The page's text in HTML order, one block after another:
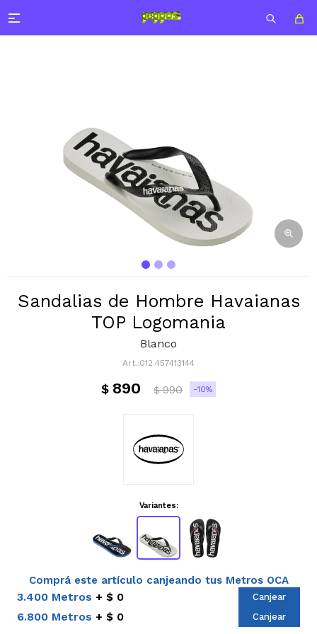

Sandalias de Hombre Havaianas
TOP Logomania
Blanco
012.457413144
$ 890 $ 990 10
Variantes:
Comprá este artículo canjeando tus Metros OCA
3.400 Metros $ 0 Canjear
6.800 Metros $ 0 Canjear